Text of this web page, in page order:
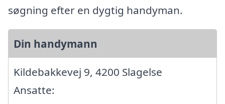
søgning efter en dygtig handyman.
Din handymann
Kildebakkevej 9, 4200 Slagelse
Ansatte: